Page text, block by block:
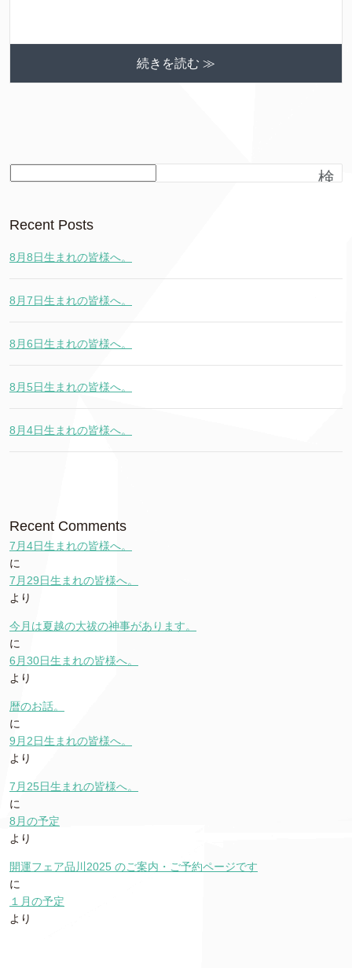
続きを読む ≫
検
Recent Posts
8月8日生まれの皆様へ。
8月7日生まれの皆様へ。
8月6日生まれの皆様へ。
8月5日生まれの皆様へ。
8月4日生まれの皆様へ。
Recent Comments
7月4日生まれの皆様へ。
に
7月29日生まれの皆様へ。
より
今月は夏越の大祓の神事があります。
に
6月30日生まれの皆様へ。
より
暦のお話。
に
9月2日生まれの皆様へ。
より
7月25日生まれの皆様へ。
に
8月の予定
より
開運フェア品川2025 のご案内・ご予約ページです
に
１月の予定
より